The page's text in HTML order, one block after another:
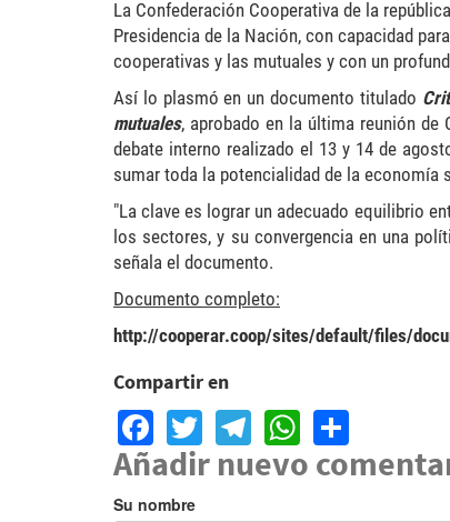
La Confederación Cooperativa de la
Presidencia de la Nación, con capacidad
cooperativas y las mutuales y con un
Así lo plasmó en un documento titulado
mutuales, aprobado en la última reunión
debate interno realizado el 13 y 14 de
sumar toda la potencialidad de la
"La clave es lograr un adecuado equilibrio
los sectores, y su convergencia en una
señala el documento.
Documento completo:
http://cooperar.coop/sites/default/files/
Compartir en
Facebook
TwitterTelegram
WhatsApp
Añadir nuevo
Su nombre